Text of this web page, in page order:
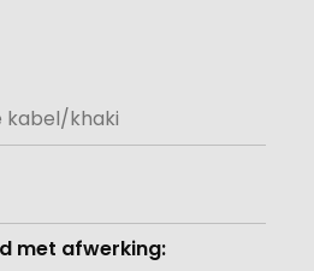
kabel/khaki